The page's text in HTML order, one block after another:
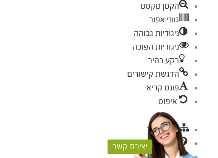
יצירת קשר
הקטן טקסט
גווני אפור
ניגודיות גבוהה
ניגודיות הפוכה
רקע בהיר
הדגשת קישורים
פונט קריא
איפוס
מפת אתר
עזרה